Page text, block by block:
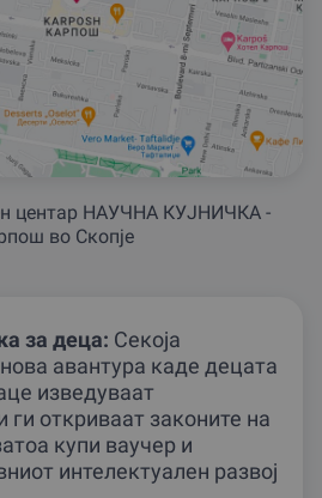
центар НАУЧНА КУЈНИЧКА -
во Скопје
за деца: Секоја
авантура каде децата
изведуваат
ги откриваат законите на
купи ваучер и
интелектуален развој